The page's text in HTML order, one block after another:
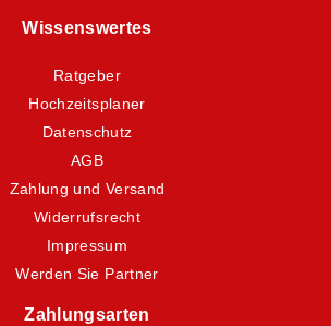
Wissenswertes
Ratgeber
Hochzeitsplaner
Datenschutz
AGB
Zahlung und Versand
Widerrufsrecht
Impressum
Werden Sie Partner
Zahlungsarten